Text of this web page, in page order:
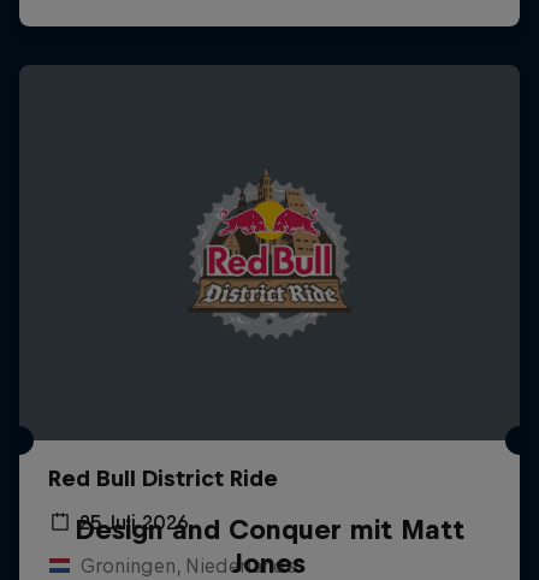
Red Bull District Ride
25 Juli 2026
Groningen, Niederlande
Design and Conquer mit Matt
Jones